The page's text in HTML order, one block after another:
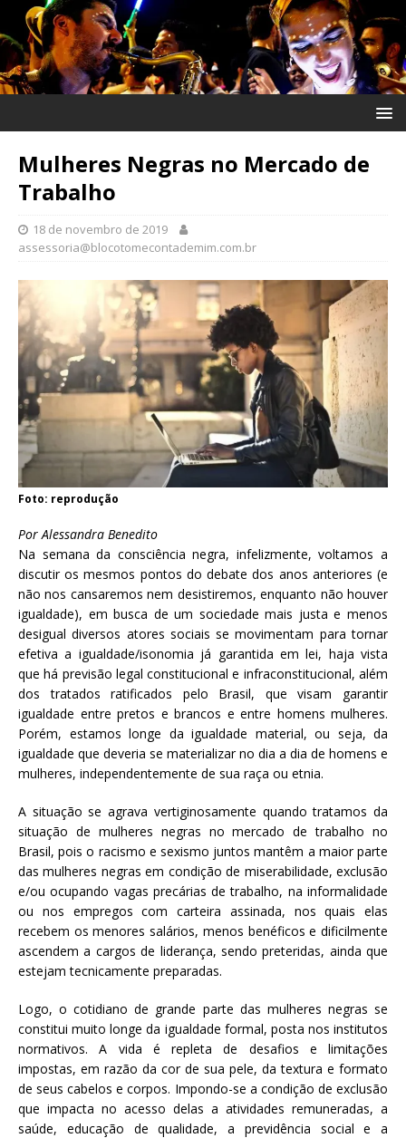
Mulheres Negras no Mercado de
Trabalho
18 de novembro de 2019
assessoria@blocotomecontademim.com.br
Foto: reprodução
Por Alessandra Benedito
Na semana da consciência negra, infelizmente, voltamos a
discutir os mesmos pontos do debate dos anos anteriores (e
não nos cansaremos nem desistiremos, enquanto não houver
igualdade), em busca de um sociedade mais justa e menos
desigual diversos atores sociais se movimentam para tornar
efetiva a igualdade/isonomia já garantida em lei, haja vista
que há previsão legal constitucional e infraconstitucional, além
dos tratados ratificados pelo Brasil, que visam garantir
igualdade entre pretos e brancos e entre homens mulheres.
Porém, estamos longe da igualdade material, ou seja, da
igualdade que deveria se materializar no dia a dia de homens e
mulheres, independentemente de sua raça ou etnia.
A situação se agrava vertiginosamente quando tratamos da
situação de mulheres negras no mercado de trabalho no
Brasil, pois o racismo e sexismo juntos mantêm a maior parte
das mulheres negras em condição de miserabilidade, exclusão
e/ou ocupando vagas precárias de trabalho, na informalidade
ou nos empregos com carteira assinada, nos quais elas
recebem os menores salários, menos benéficos e dificilmente
ascendem a cargos de liderança, sendo preteridas, ainda que
estejam tecnicamente preparadas.
Logo, o cotidiano de grande parte das mulheres negras se
constitui muito longe da igualdade formal, posta nos institutos
normativos. A vida é repleta de desafios e limitações
impostas, em razão da cor de sua pele, da textura e formato
de seus cabelos e corpos. Impondo-se a condição de exclusão
que impacta no acesso delas a atividades remuneradas, a
saúde, educação de qualidade, a previdência social e a